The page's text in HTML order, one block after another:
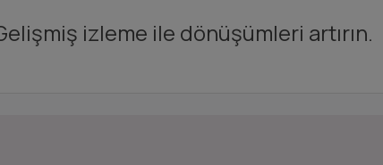
izleme ile dönüşümleri artırın.